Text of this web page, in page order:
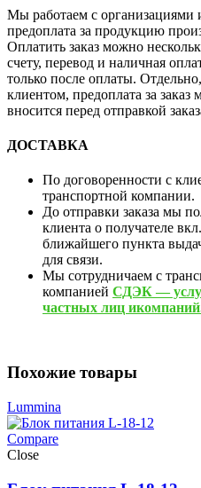
Мы работаем с организациями
предоплата за продукцию
Оплатить заказ можно
счету, перевод и наличная
только после оплаты.
клиентом, предоплата за заказ
вносится перед отправкой
ДОСТАВКА
По договоренности с
транспортной компании.
До отправки заказа мы
клиента о получателе
ближайшего пункта
для связи.
Мы сотрудничаем с
компанией СДЭК —
частных лиц
Похожие товары
Lummina
Compare
Close